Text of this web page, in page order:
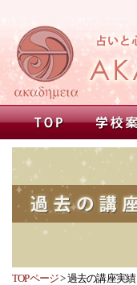
TOPページ>過去の講座実績